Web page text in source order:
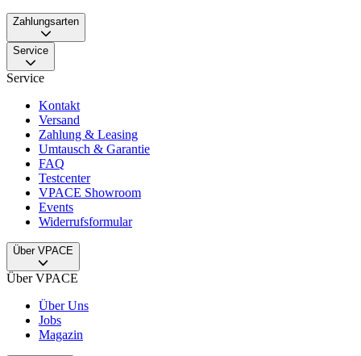
Zahlungsarten
Service
Service
Kontakt
Versand
Zahlung & Leasing
Umtausch & Garantie
FAQ
Testcenter
VPACE Showroom
Events
Widerrufsformular
Über VPACE
Über VPACE
Über Uns
Jobs
Magazin